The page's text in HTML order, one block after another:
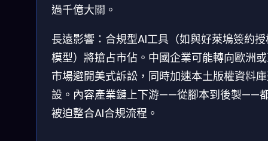
過千億大關。
長遠影響：合規型AI工具（如與好萊塢簽約
模型）將搶占市佔。中國企業可能轉向歐洲
市場避開美式訴訟，同時加速本土版權資料
設。內容產業鏈上下游——從腳本到後製——
被迫整合AI合規流程。